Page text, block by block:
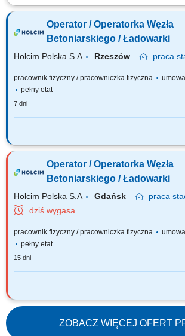
Zakres obowiązków: obsługa równiarki przy
technologicznymi, obsługa maszyny wyposażonej w
3D Trimble Earthworks, kontrola prawidłowego
Operator / Operatorka Węzła
Betoniarskiego / Ładowarki
Holcim Polska S.A Rzeszów praca
pracownik fizyczny / pracowniczka fizyczna
pełny etat
7 dni
Zakres obowiązków: Produkcja mieszanki
maszyn. Zapewnianie odpowiedniej ilości surowców
Nadzór nad dokumentacją dostaw. Inwentaryzacja
Operator / Operatorka Węzła
Betoniarskiego / Ładowarki
Holcim Polska S.A Gdańsk praca
dziś wygasa
pracownik fizyczny / pracowniczka fizyczna
pełny etat
15 dni
Zakres obowiązków: Produkcja mieszanki
Obsługa programów produkcyjnych. Nadzór nad
maszyn. Zapewnianie odpowiedniej ilości surowców
Nadzór nad dokumentacją dostaw. Inwentaryzacja
ZOBACZ WIĘCEJ OFERT